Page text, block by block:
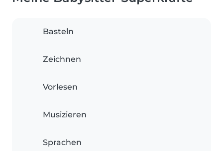
Basteln
Zeichnen
Vorlesen
Musizieren
Sprachen